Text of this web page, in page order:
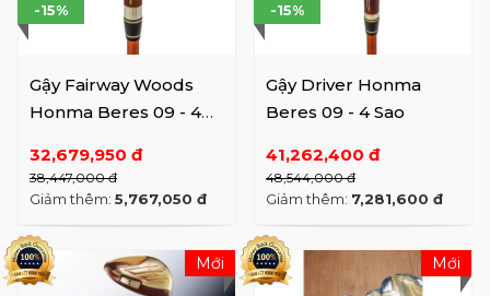
Gậy Fairway Woods
Honma Beres 09 - 4
32,679,950 đ
38,447,000 đ
-15%
Giảm thêm: 5,767,050 đ
Gậy Driver Honma
Beres 09 - 4 Sao
41,262,400 đ
48,544,000 đ
-15%
Giảm thêm: 7,281,600 đ
Mới Mới